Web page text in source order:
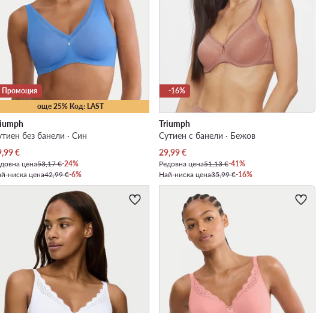
още 25% Код: LAST
Промоция
без банели · Син
цена
€
цена53,17 €-24%
ниска цена42,99 €-6%
-16%
Triumph
Сутиен с банели · Бежов
Актуална цена
29,99€
Редовна цена51,13 €-41%
Най-ниска цена35,99 €-16%